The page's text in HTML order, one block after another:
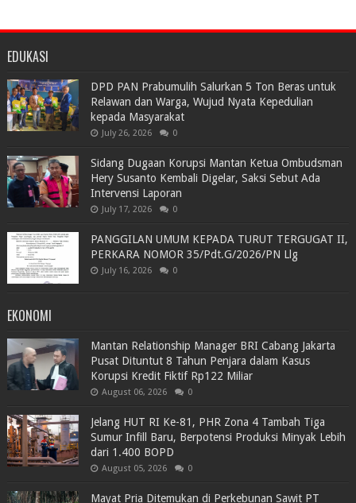
EDUKASI
DPD PAN Prabumulih Salurkan 5 Ton Beras untuk
Relawan dan Warga, Wujud Nyata Kepedulian
kepada Masyarakat
July 26, 2026 0
Sidang Dugaan Korupsi Mantan Ketua Ombudsman
Hery Susanto Kembali Digelar, Saksi Sebut Ada
Intervensi Laporan
July 17, 2026 0
PANGGILAN UMUM KEPADA TURUT TERGUGAT II,
PERKARA NOMOR 35/Pdt.G/2026/PN Llg
July 16, 2026 0
EKONOMI
Mantan Relationship Manager BRI Cabang Jakarta
Pusat Dituntut 8 Tahun Penjara dalam Kasus
Korupsi Kredit Fiktif Rp122 Miliar
August 06, 2026 0
Jelang HUT RI Ke-81, PHR Zona 4 Tambah Tiga
Sumur Infill Baru, Berpotensi Produksi Minyak Lebih
dari 1.400 BOPD
August 05, 2026 0
Mayat Pria Ditemukan di Perkebunan Sawit PT